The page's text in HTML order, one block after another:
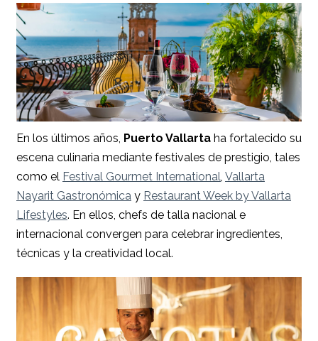
En los últimos años, Puerto Vallarta ha fortalecido su
escena culinaria mediante festivales de prestigio, tales
como el Festival Gourmet International, Vallarta
Nayarit Gastronómica y Restaurant Week by Vallarta
Lifestyles. En ellos, chefs de talla nacional e
internacional convergen para celebrar ingredientes,
técnicas y la creatividad local.